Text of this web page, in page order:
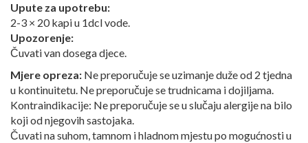
Upute za upotrebu:
2-3 × 20 kapi u 1dcl vode.
Upozorenje:
Čuvati van dosega djece.
Mjere opreza: Ne preporučuje se uzimanje duže od 2 tjedna
u kontinuitetu. Ne preporučuje se trudnicama i dojiljama.
Kontraindikacije: Ne preporučuje se u slučaju alergije na bilo
koji od njegovih sastojaka.
Čuvati na suhom, tamnom i hladnom mjestu po mogućnosti u